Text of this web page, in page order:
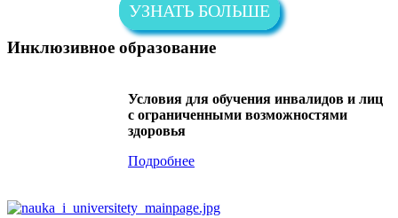
УЗНАТЬ БОЛЬШЕ
Инклюзивное образование
Условия для обучения инвалидов и лиц
с ограниченными возможностями
здоровья
Подробнее